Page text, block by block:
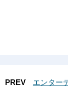
PREV
エンター